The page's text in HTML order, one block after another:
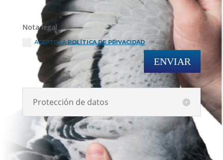
Nota legal
ACEPTO LAPOLÍTICA DE PRIVACIDAD
ENVIAR
Protección de datos